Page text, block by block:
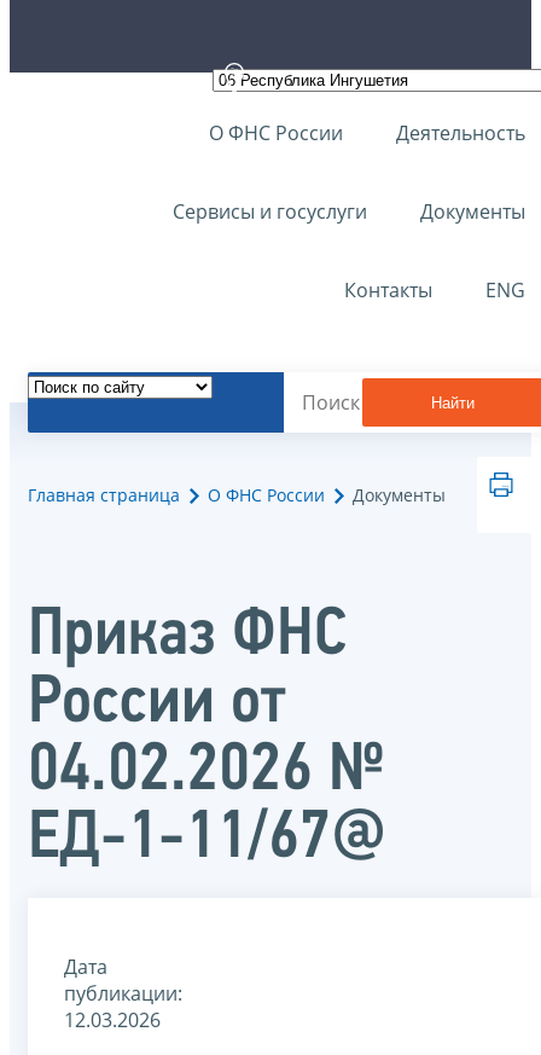
О ФНС России Деятельность
Сервисы и госуслуги Документы
Контакты ENG
Найти
Главная страница О ФНС России Документы
Приказ ФНС
России от
04.02.2026 №
ЕД-1-11/67@
Дата
публикации:
12.03.2026